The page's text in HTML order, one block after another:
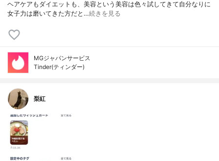
ヘアケアもダイエットも、美容という美容は色々試してきて自分なりに
女子力は磨いてきた方だと…続きを見る
MGジャパンサービス
Tinder(ティンダー)
梨紅